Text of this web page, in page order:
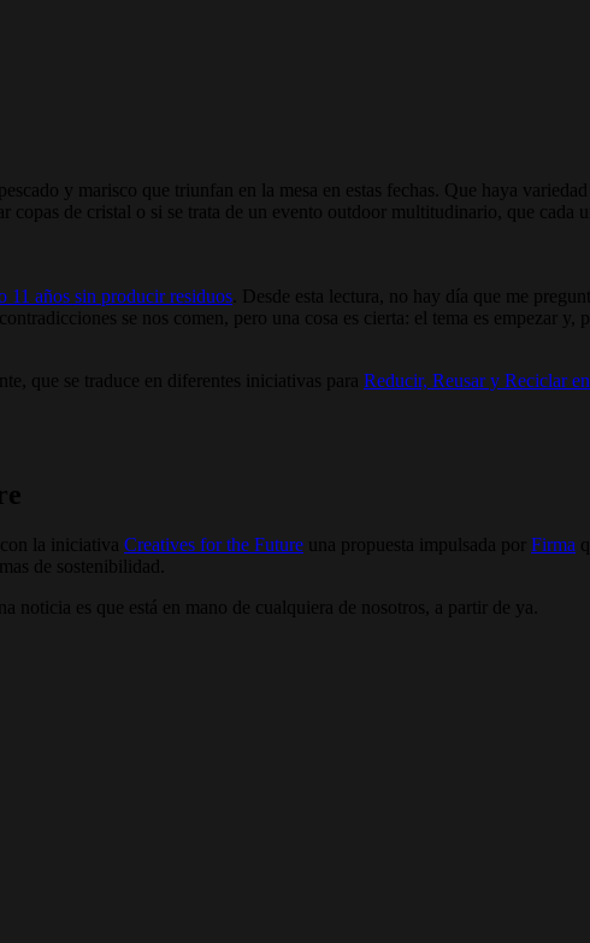
y marisco que triunfan en la mesa en estas fechas. Que haya
copas de cristal o si se trata de un evento outdoor multitudinario, que cada
11 años sin producir residuos . Desde esta lectura, no hay día que me
se nos comen, pero una cosa es cierta: el tema es empezar
que se traduce en diferentes iniciativas para Reducir, Reusar y Reciclar
la iniciativa Creatives for the Future una propuesta impulsada por Firma
de sostenibilidad.
es que está en mano de cualquiera de nosotros, a partir de ya.